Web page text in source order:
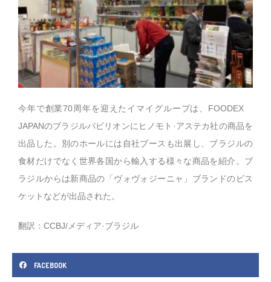
今年で創業70周年を迎えたイマイグループは、FOODEX
JAPANのブラジルパビリオンにヒノモト·アステカ社の商品を
出品した。別のホールには自社ブースも出展し、ブラジルの
食材だけでなく世界各国から輸入する様々な商品を紹介。ブ
ラジルからは新商品の「ヴォヴォジーニャ」ブランドのビス
ケットなどが出品された。
翻訳：CCBJ/メディア·ブラジル
FACEBOOK